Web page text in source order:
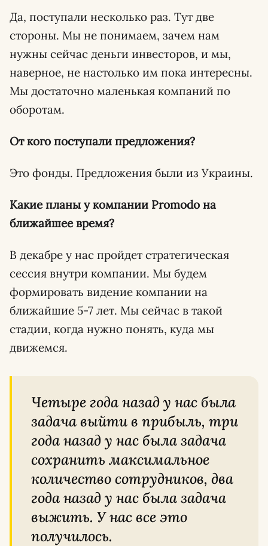
Да, поступали несколько раз. Тут две
стороны. Мы не понимаем, зачем нам
нужны сейчас деньги инвесторов, и мы,
наверное, не настолько им пока интересны.
Мы достаточно маленькая компаний по
оборотам.
От кого поступали предложения?
Это фонды. Предложения были из Украины.
Какие планы у компании Promodo на
ближайшее время?
В декабре у нас пройдет стратегическая
сессия внутри компании. Мы будем
формировать видение компании на
ближайшие 5-7 лет. Мы сейчас в такой
стадии, когда нужно понять, куда мы
движемся.
Четыре года назад у нас была
задача выйти в прибыль, три
года назад у нас была задача
сохранить максимальное
количество сотрудников, два
года назад у нас была задача
выжить. У нас все это
получилось.